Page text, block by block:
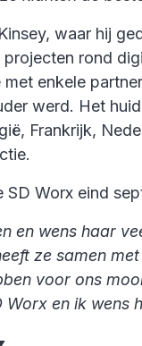
waar hij
rond
met enkele
werd. Het
Frankrijk,
Worx eind
en wens haar
ze samen
voor ons
en ik wens